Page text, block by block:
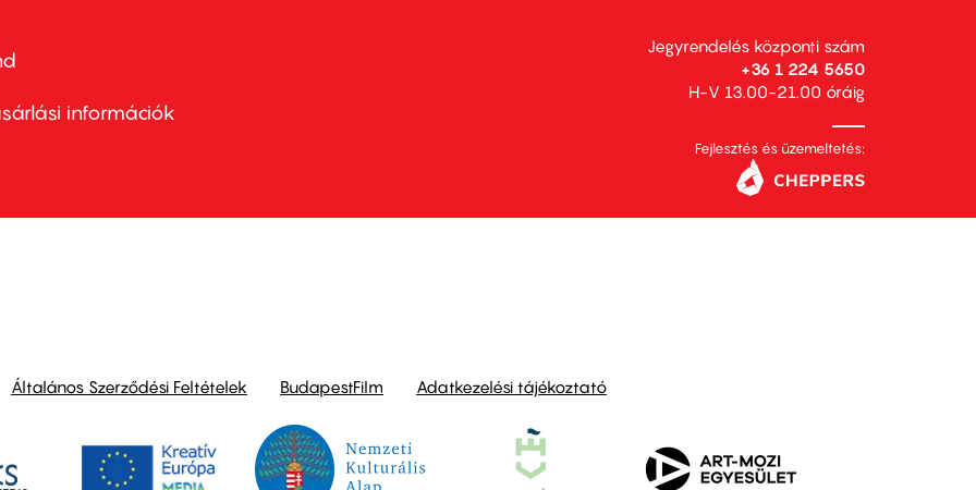
információk
Jegyrendelés központi szám
+36 1 224 5650
H-V 13.00-21.00 óráig
Fejlesztés és üzemeltetés:
Általános Szerződési Feltételek BudapestFilm Adatkezelési tájékoztató